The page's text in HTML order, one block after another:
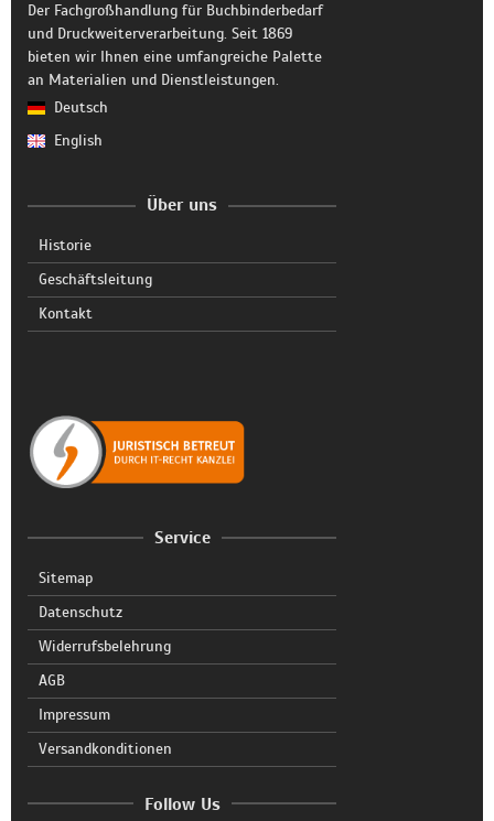
Der Fachgroßhandlung für Buchbinderbedarf
und Druckweiterverarbeitung. Seit 1869
bieten wir Ihnen eine umfangreiche Palette
an Materialien und Dienstleistungen.
Deutsch
English
Über uns
Historie
Geschäftsleitung
Kontakt
Service
Sitemap
Datenschutz
Widerrufsbelehrung
AGB
Impressum
Versandkonditionen
Follow Us